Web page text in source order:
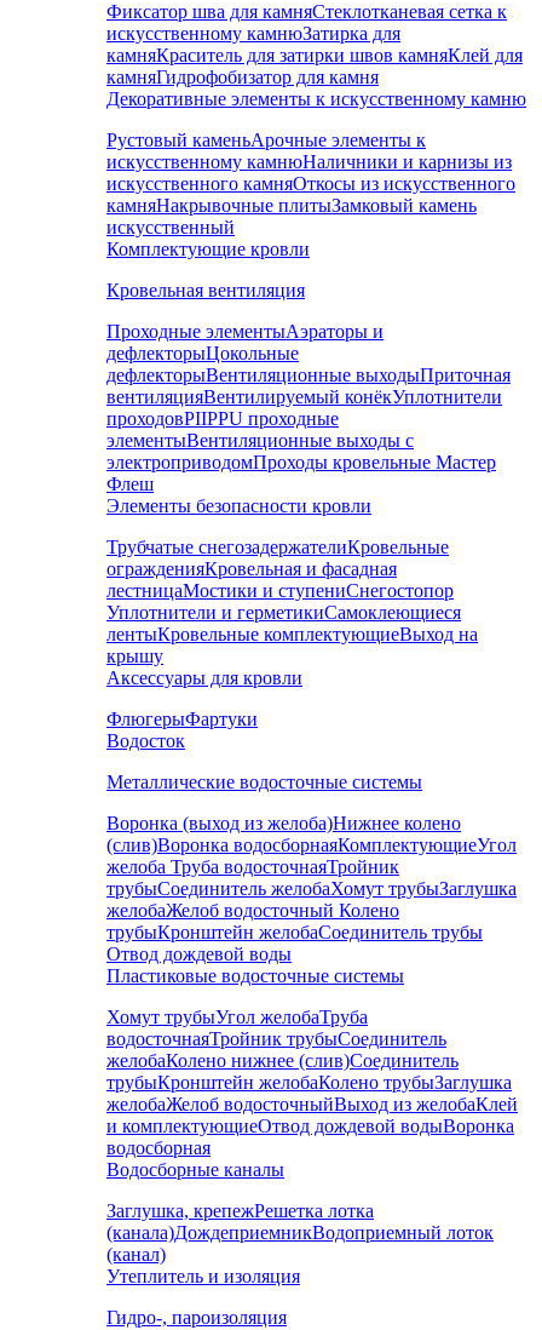
Фиксатор шва для камняСтеклотканевая сетка к
искусственному камнюЗатирка для
камняКраситель для затирки швов камняКлей для
камняГидрофобизатор для камня
Декоративные элементы к искусственному камню
Рустовый каменьАрочные элементы к
искусственному камнюНаличники и карнизы из
искусственного камняОткосы из искусственного
камняНакрывочные плитыЗамковый камень
искусственный
Комплектующие кровли
Кровельная вентиляция
Проходные элементыАэраторы и
дефлекторыЦокольные
дефлекторыВентиляционные выходыПриточная
вентиляцияВентилируемый конёкУплотнители
проходовPIIPPU проходные
элементыВентиляционные выходы с
электроприводомПроходы кровельные Мастер
Флеш
Элементы безопасности кровли
Трубчатые снегозадержателиКровельные
огражденияКровельная и фасадная
лестницаМостики и ступениСнегостопор
Уплотнители и герметикиСамоклеющиеся
лентыКровельные комплектующиеВыход на
крышу
Аксессуары для кровли
ФлюгерыФартуки
Водосток
Металлические водосточные системы
Воронка (выход из желоба)Нижнее колено
(слив)Воронка водосборнаяКомплектующиеУгол
желоба Труба водосточнаяТройник
трубыСоединитель желобаХомут трубыЗаглушка
желобаЖелоб водосточный Колено
трубыКронштейн желобаСоединитель трубы
Отвод дождевой воды
Пластиковые водосточные системы
Хомут трубыУгол желобаТруба
водосточнаяТройник трубыСоединитель
желобаКолено нижнее (слив)Соединитель
трубыКронштейн желобаКолено трубыЗаглушка
желобаЖелоб водосточныйВыход из желобаКлей
и комплектующиеОтвод дождевой водыВоронка
водосборная
Водосборные каналы
Заглушка, крепежРешетка лотка
(канала)ДождеприемникВодоприемный лоток
(канал)
Утеплитель и изоляция
Гидро-, пароизоляция